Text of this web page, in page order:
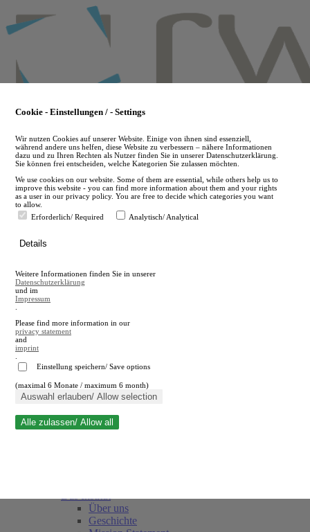
to
main
en
A
A
Suche schließen
Über uns
Geschichte
Cookie - Einstellungen / - Settings
Wir nutzen Cookies auf unserer Website. Einige von ihnen sind essenziell,
während andere uns helfen, diese Website zu verbessern – nähere Informationen
dazu und zu Ihren Rechten als Nutzer finden Sie in unserer Datenschutzerklärung.
Sie können frei entscheiden, welche Kategorien Sie zulassen möchten.
We use cookies on our website. Some of them are essential, while others help us to
improve this website - you can find more information about them and your rights
as a user in our privacy policy. You are free to decide which categories you want
to allow.
Erforderlich/ Required
Analytisch/ Analytical
Details
Weitere Informationen finden Sie in unserer
Datenschutzerklärung
und im
Impressum
Please find more information in our
privacy statement
and
imprint
Einstellung speichern/ Save options
(maximal 6 Monate / maximum 6 month)
Auswahl erlauben/ Allow selection
Alle zulassen/ Allow all